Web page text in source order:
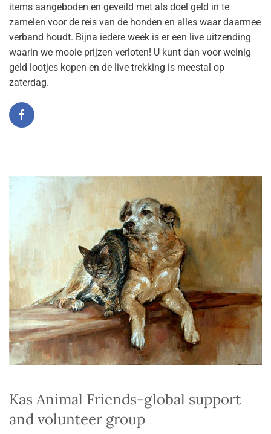
items aangeboden en geveild met als doel geld in te
zamelen voor de reis van de honden en alles waar daarmee
verband houdt. Bijna iedere week is er een live uitzending
waarin we mooie prijzen verloten! U kunt dan voor weinig
geld lootjes kopen en de live trekking is meestal op
zaterdag.
Kas Animal Friends-global support
and volunteer group